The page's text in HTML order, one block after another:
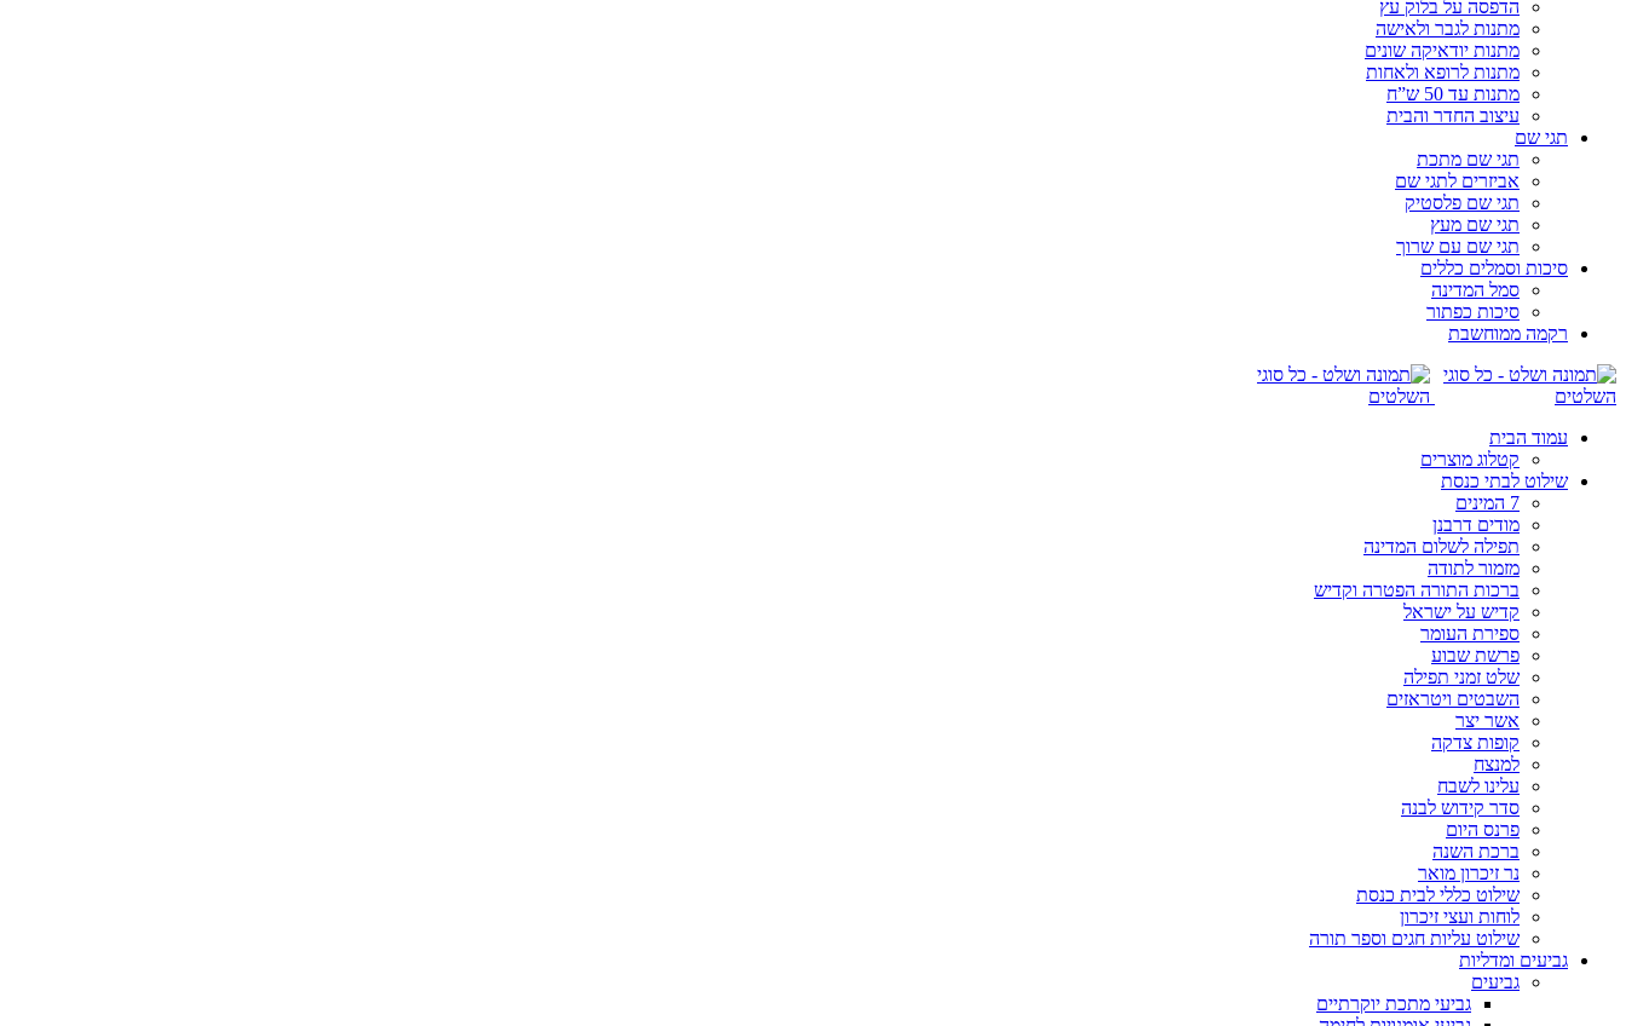
הדפסה על בלוק עץ
מתנות לגבר ולאישה
מתנות יודאיקה שונים
מתנות לרופא ולאחות
מתנות עד 50 ש”ח
עיצוב החדר והבית
תגי שם
תגי שם מתכת
אביזרים לתגי שם
תגי שם פלסטיק
תגי שם מעץ
תגי שם עם שרוך
סיכות וסמלים כללים
סמל המדינה
סיכות כפתור
רקמה ממוחשבת
עמוד הבית
קטלוג מוצרים
שילוט לבתי כנסת
7 המינים
מודים דרבנן
תפילה לשלום המדינה
מזמור לתודה
ברכות התורה הפטרה וקדיש
קדיש על ישראל
ספירת העומר
פרשת שבוע
שלט זמני תפילה
השבטים ויטראזים
אשר יצר
קופות צדקה
למנצח
עלינו לשבח
סדר קידוש לבנה
פרנס היום
ברכת השנה
נר זיכרון מואר
שילוט כללי לבית כנסת
לוחות ועצי זיכרון
שילוט עליות חגים וספר תורה
גביעים ומדליות
גביעים
גביעי מתכת יוקרתיים